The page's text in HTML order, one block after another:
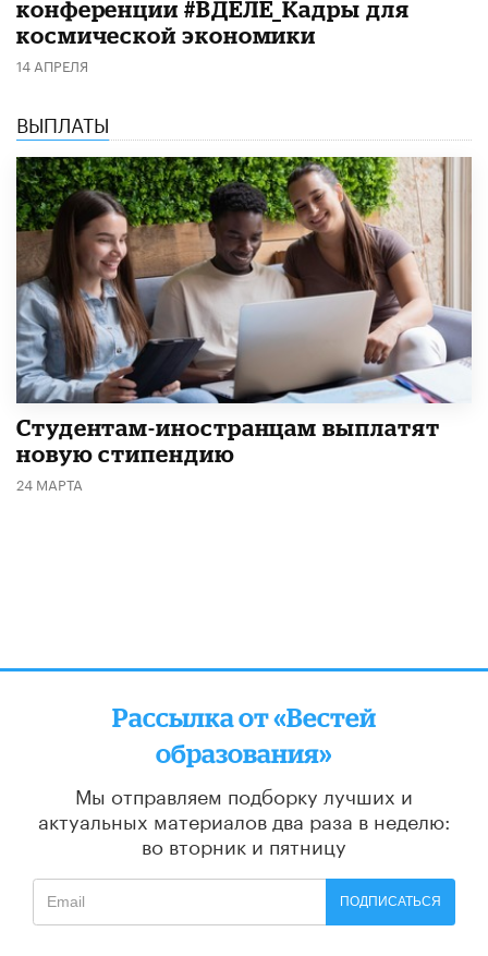
конференции #ВДЕЛЕ_Кадры для
космической экономики
14 АПРЕЛЯ
ВЫПЛАТЫ
Студентам-иностранцам выплатят
новую стипендию
24 МАРТА
Рассылка от «Вестей
образования»
Мы отправляем подборку лучших и
актуальных материалов два раза в неделю:
во вторник и пятницу
ПОДПИСАТЬСЯ